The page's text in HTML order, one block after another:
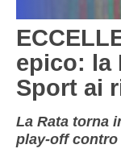
epico: la
Sport ai
La Rata torna
play-off